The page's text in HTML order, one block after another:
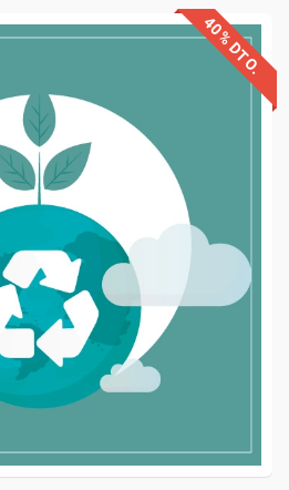
40% DTO.